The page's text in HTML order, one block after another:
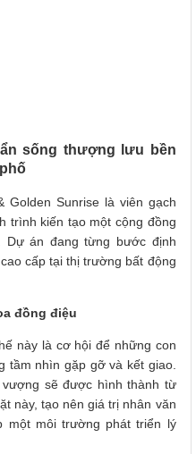
sống thượng lưu bền
Golden Sunrise là viên gạch
trình kiến tạo một cộng đồng
Dự án đang từng bước định
cấp tại thị trường bất động
đồng điệu
này là cơ hội để những con
tầm nhìn gặp gỡ và kết giao.
sẽ được hình thành từ
này, tạo nên giá trị nhân văn
một môi trường phát triển lý